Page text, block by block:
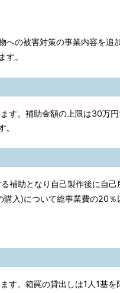
の被害対策の事業内容を追
。
す。補助金額の上限は30万円
補助となり自己製作後に自
入)について総事業費の20
。箱罠の貸出しは1人1基